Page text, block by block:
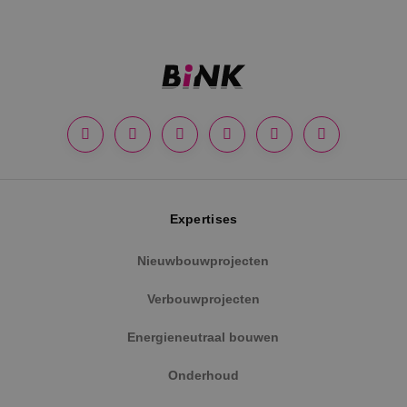
Expertises
Nieuwbouwprojecten
Verbouwprojecten
Energieneutraal bouwen
Onderhoud